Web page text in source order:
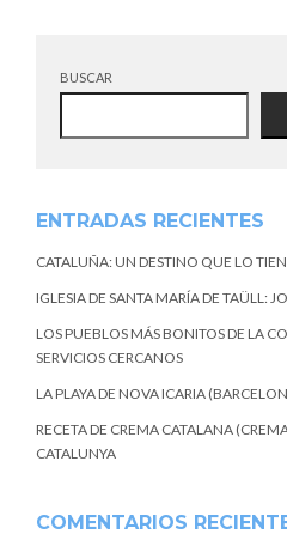
BUSCAR
ENTRADAS RECIENTES
CATALUÑA: UN DESTINO QUE LO
IGLESIA DE SANTA MARÍA DE TAÜLL:
LOS PUEBLOS MÁS BONITOS DE LA
SERVICIOS CERCANOS
LA PLAYA DE NOVA ICARIA
RECETA DE CREMA CATALANA
CATALUNYA
COMENTARIOS